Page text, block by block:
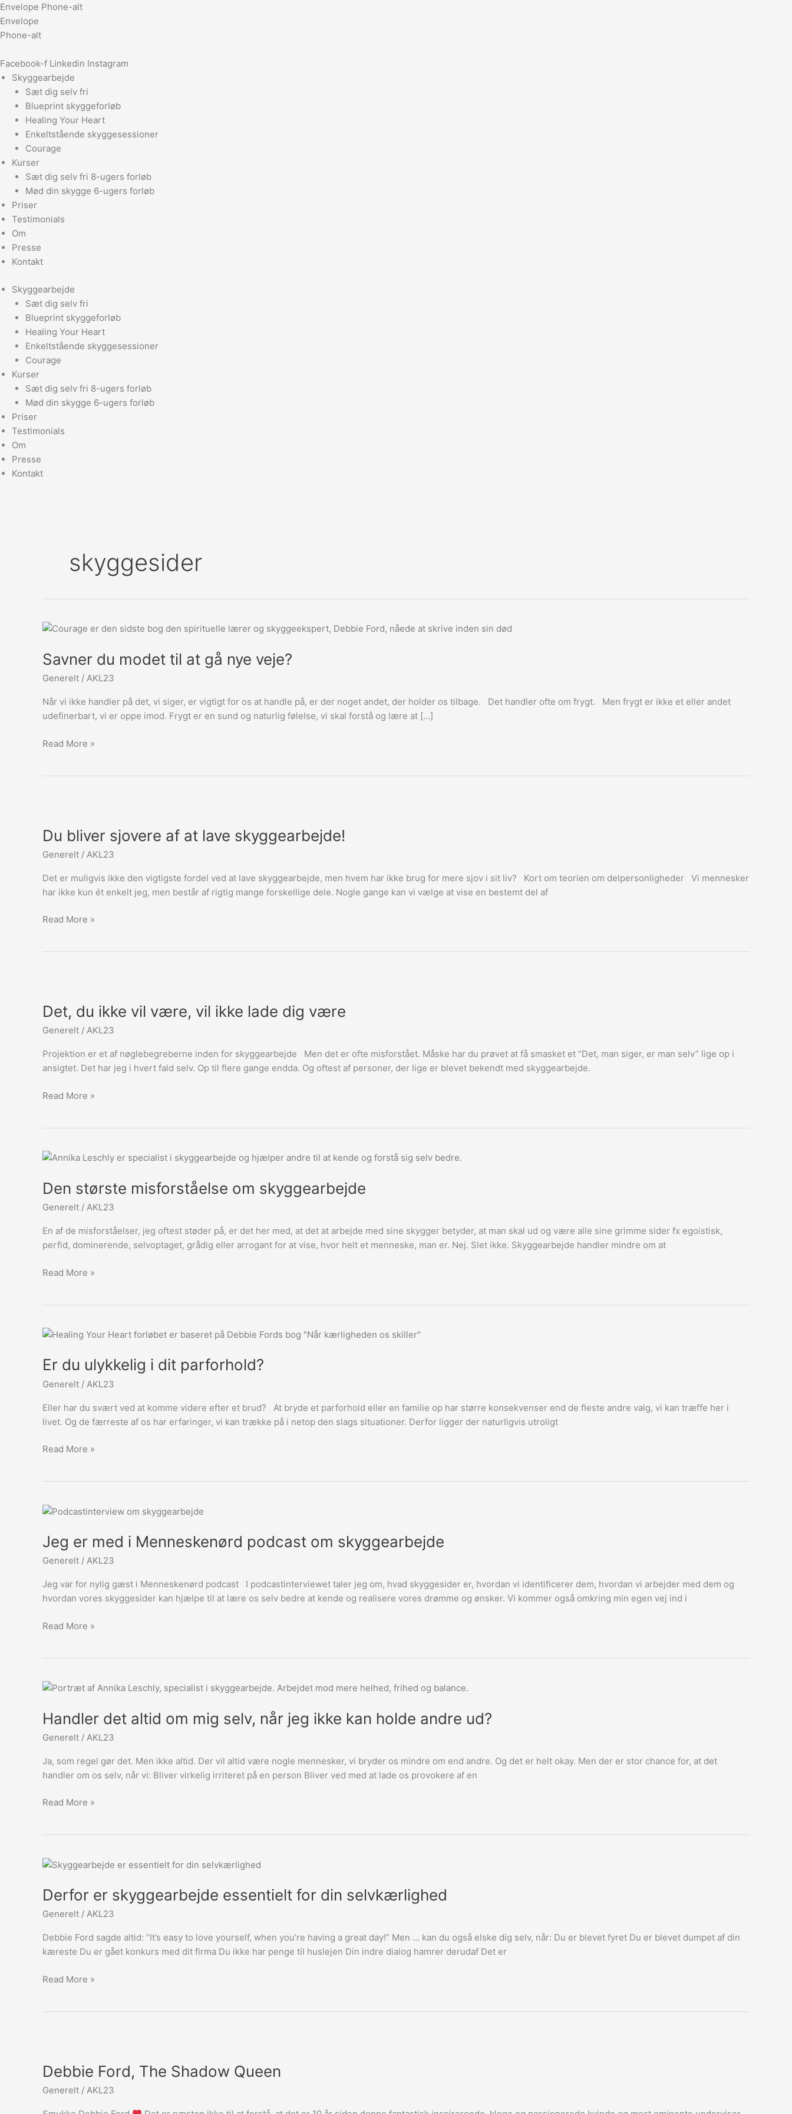
Gå
til
indholdet
Envelope Phone-alt
Envelope
Phone-alt
Facebook-f Linkedin Instagram
Skyggearbejde
Sæt dig selv fri
Blueprint skyggeforløb
Healing Your Heart
Enkeltstående skyggesessioner
Courage
Kurser
Sæt dig selv fri 8-ugers forløb
Mød din skygge 6-ugers forløb
Priser
Testimonials
Om
Presse
Kontakt
Skyggearbejde
Sæt dig selv fri
Blueprint skyggeforløb
Healing Your Heart
Enkeltstående skyggesessioner
Courage
Kurser
Sæt dig selv fri 8-ugers forløb
Mød din skygge 6-ugers forløb
Priser
Testimonials
Om
Presse
Kontakt
skyggesider
Savner du modet til at gå nye veje?
Generelt / AKL23
Når vi ikke handler på det, vi siger, er vigtigt for os at handle på, er der noget andet, der holder os tilbage. Det handler ofte om frygt. Men frygt er ikke et eller andet
udefinerbart, vi er oppe imod. Frygt er en sund og naturlig følelse, vi skal forstå og lære at […]
Savner
modet
at
gå
nye
Read More »
Du bliver sjovere af at lave skyggearbejde!
Generelt / AKL23
Det er muligvis ikke den vigtigste fordel ved at lave skyggearbejde, men hvem har ikke brug for mere sjov i sit liv? Kort om teorien om delpersonligheder Vi mennesker
har ikke kun ét enkelt jeg, men består af rigtig mange forskellige dele. Nogle gange kan vi vælge at vise en bestemt del af
sjovere
at
lave
skyggearbejde!
Read More »
Det, du ikke vil være, vil ikke lade dig være
Generelt / AKL23
Projektion er et af nøglebegreberne inden for skyggearbejde Men det er ofte misforstået. Måske har du prøvet at få smasket et “Det, man siger, er man selv” lige op i
ansigtet. Det har jeg i hvert fald selv. Op til flere gange endda. Og oftest af personer, der lige er blevet bekendt med skyggearbejde.
ikke
være,
vil
ikke
dig
Read More »
Den største misforståelse om skyggearbejde
Generelt / AKL23
En af de misforståelser, jeg oftest støder på, er det her med, at det at arbejde med sine skygger betyder, at man skal ud og være alle sine grimme sider fx egoistisk,
perfid, dominerende, selvoptaget, grådig eller arrogant for at vise, hvor helt et menneske, man er. Nej. Slet ikke. Skyggearbejde handler mindre om at
Den
misforståelse
skyggearbejde
Read More »
Er du ulykkelig i dit parforhold?
Generelt / AKL23
Eller har du svært ved at komme videre efter et brud? At bryde et parforhold eller en familie op har større konsekvenser end de fleste andre valg, vi kan træffe her i
livet. Og de færreste af os har erfaringer, vi kan trække på i netop den slags situationer. Derfor ligger der naturligvis utroligt
Er
ulykkelig
dit
parforhold?
Read More »
Jeg er med i Menneskenørd podcast om skyggearbejde
Generelt / AKL23
Jeg var for nylig gæst i Menneskenørd podcast I podcastinterviewet taler jeg om, hvad skyggesider er, hvordan vi identificerer dem, hvordan vi arbejder med dem og
hvordan vores skyggesider kan hjælpe til at lære os selv bedre at kende og realisere vores drømme og ønsker. Vi kommer også omkring min egen vej ind i
Jeg
med
Menneskenørd
podcast
om
Read More »
Handler det altid om mig selv, når jeg ikke kan holde andre ud?
Generelt / AKL23
Ja, som regel gør det. Men ikke altid. Der vil altid være nogle mennesker, vi bryder os mindre om end andre. Og det er helt okay. Men der er stor chance for, at det
handler om os selv, når vi: Bliver virkelig irriteret på en person Bliver ved med at lade os provokere af en
Handler
altid
mig
selv,
når
ikke
ud?
Read More »
Derfor er skyggearbejde essentielt for din selvkærlighed
Generelt / AKL23
Debbie Ford sagde altid: “It’s easy to love yourself, when you’re having a great day!” Men … kan du også elske dig selv, når: Du er blevet fyret Du er blevet dumpet af din
kæreste Du er gået konkurs med dit firma Du ikke har penge til huslejen Din indre dialog hamrer derudaf Det er
Derfor
skyggearbejde
for
din
selvkærlighed
Read More »
Debbie Ford, The Shadow Queen
Generelt / AKL23
The
Queen